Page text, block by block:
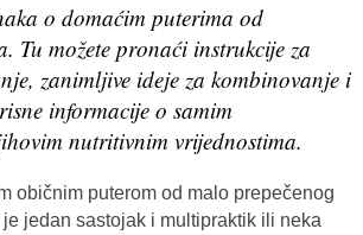
o domaćim puterima od
Tu možete pronaći instrukcije za
zanimljive ideje za kombinovanje i
informacije o samim
nutritivnim vrijednostima.
običnim puterom od malo prepečenog
jedan sastojak i multipraktik ili neka